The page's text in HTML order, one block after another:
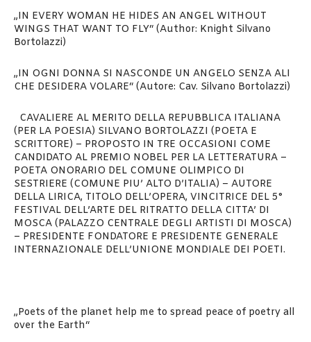
„IN EVERY WOMAN HE HIDES AN ANGEL WITHOUT
WINGS THAT WANT TO FLY“ (Author: Knight Silvano
Bortolazzi)
„IN OGNI DONNA SI NASCONDE UN ANGELO SENZA ALI
CHE DESIDERA VOLARE“ (Autore: Cav. Silvano Bortolazzi)
CAVALIERE AL MERITO DELLA REPUBBLICA ITALIANA
(PER LA POESIA) SILVANO BORTOLAZZI (POETA E
SCRITTORE) – PROPOSTO IN TRE OCCASIONI COME
CANDIDATO AL PREMIO NOBEL PER LA LETTERATURA –
POETA ONORARIO DEL COMUNE OLIMPICO DI
SESTRIERE (COMUNE PIU’ ALTO D’ITALIA) – AUTORE
DELLA LIRICA, TITOLO DELL’OPERA, VINCITRICE DEL 5°
FESTIVAL DELL’ARTE DEL RITRATTO DELLA CITTA’ DI
MOSCA (PALAZZO CENTRALE DEGLI ARTISTI DI MOSCA)
– PRESIDENTE FONDATORE E PRESIDENTE GENERALE
INTERNAZIONALE DELL’UNIONE MONDIALE DEI POETI.
„Poets of the planet help me to spread peace of poetry all
over the Earth“